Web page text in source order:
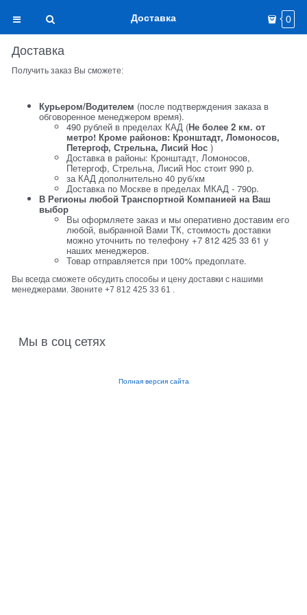
Доставка 0
Доставка
Получить заказ Вы сможете:
Курьером/Водителем (после подтверждения заказа в
обговоренное менеджером время).
490 рублей в пределах КАД (Не более 2 км. от
метро! Кроме районов: Кронштадт, Ломоносов,
Петергоф, Стрельна, Лисий Нос)
Доставка в районы: Кронштадт, Ломоносов,
Петергоф, Стрельна, Лисий Нос стоит 990 р.
за КАД дополнительно 40 руб/км
Доставка по Москве в пределах МКАД - 790р.
В Регионы любой Транспортной Компанией на Ваш
выбор
Вы оформляете заказ и мы оперативно доставим его
любой, выбранной Вами ТК, стоимость доставки
можно уточнить по телефону +7 812 425 33 61 у
наших менеджеров.
Товар отправляется при 100% предоплате.
Вы всегда сможете обсудить способы и цену доставки с нашими
менеджерами. Звоните +7 812 425 33 61 .
Мы в соц сетях
Полная версия сайта